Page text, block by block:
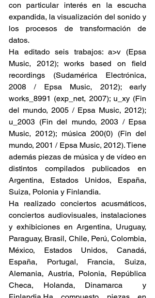
con particular interés en la escucha
expandida, la visualización del sonido y
los procesos de transformación de
datos.
Ha editado seis trabajos: a>v (Epsa
Music, 2012); works based on field
recordings (Sudamérica Electrónica,
2008 / Epsa Music, 2012); early
works_8991 (exp_net, 2007); u_xy (Fin
del mundo, 2005 / Epsa Music, 2012);
u_2003 (Fin del mundo, 2003 / Epsa
Music, 2012); música 200(0) (Fin del
mundo, 2001 / Epsa Music, 2012). Tiene
además piezas de música y de vídeo en
distintos compilados publicados en
Argentina, Estados Unidos, España,
Suiza, Polonia y Finlandia.
Ha realizado conciertos acusmáticos,
conciertos audiovisuales, instalaciones
y exhibiciones en Argentina, Uruguay,
Paraguay, Brasil, Chile, Perú, Colombia,
México, Estados Unidos, Canadá,
España, Portugal, Francia, Suiza,
Alemania, Austria, Polonia, República
Checa, Holanda, Dinamarca  y